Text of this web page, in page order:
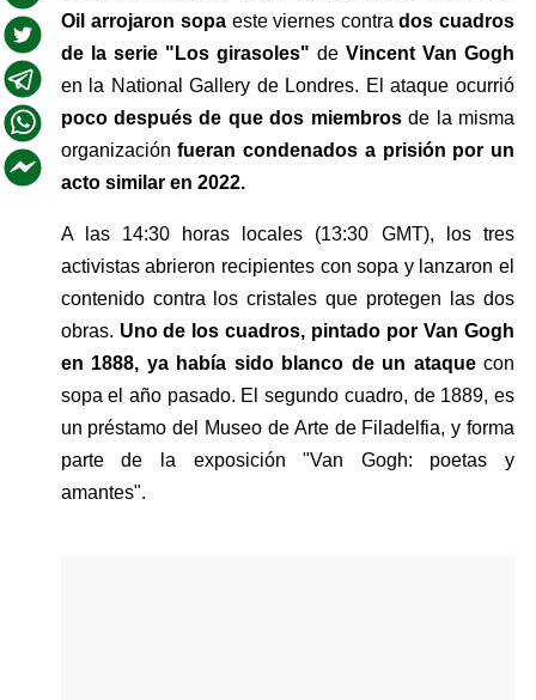
Oil arrojaron sopa este viernes contra dos cuadros
de la serie "Los girasoles" de Vincent Van Gogh
en la National Gallery de Londres. El ataque ocurrió
poco después de que dos miembros de la misma
organización fueran condenados a prisión por un
acto similar en 2022.
A las 14:30 horas locales (13:30 GMT), los tres
activistas abrieron recipientes con sopa y lanzaron el
contenido contra los cristales que protegen las dos
obras. Uno de los cuadros, pintado por Van Gogh
en 1888, ya había sido blanco de un ataque con
sopa el año pasado. El segundo cuadro, de 1889, es
un préstamo del Museo de Arte de Filadelfia, y forma
parte de la exposición "Van Gogh: poetas y
amantes".